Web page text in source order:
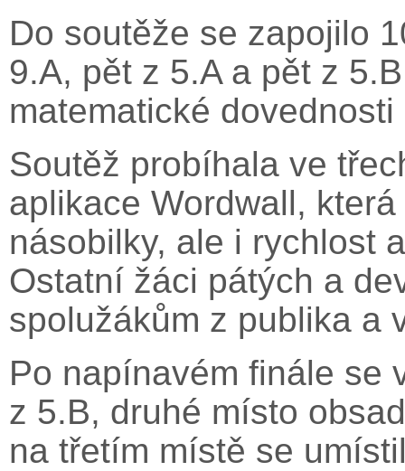
Do soutěže se zapojilo
9.A, pět z 5.A a pět z
matematické
Soutěž probíhala ve
aplikace Wordwall,
násobilky, ale i rychlost
Ostatní žáci pátých a
spolužákům z publika a
Po napínavém finále se
z 5.B, druhé místo
na třetím místě se